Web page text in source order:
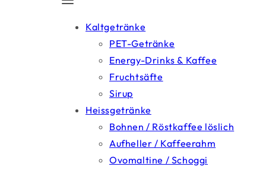
Kaltgetränke
PET-Getränke
Energy-Drinks & Kaffee
Fruchtsäfte
Sirup
Heissgetränke
Bohnen / Röstkaffee löslich
Aufheller / Kaffeerahm
Ovomaltine / Schoggi